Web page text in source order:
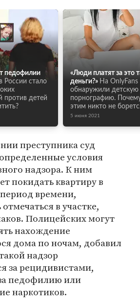
педофилии
России стало
против детей
«Люди платят за это
деньги?» На OnlyFans
обнаружили детскую
порнографию.
этим никто не
5 июня 2021
преступника суд
условия
надзора. К ним
покидать квартиру в
времени,
в участке,
Полицейских могут
нахождение
дома по ночам, добавил
надзор
за рецидивистами,
педофилию или
наркотиков.